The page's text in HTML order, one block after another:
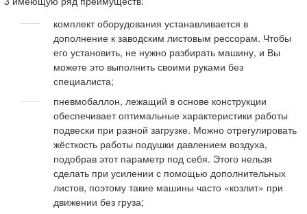
комплект оборудования устанавливается в
дополнение к заводским листовым рессорам. Чтобы
его установить, не нужно разбирать машину, и Вы
можете это выполнить своими руками без
специалиста;
пневмобаллон, лежащий в основе конструкции
обеспечивает оптимальные характеристики работы
подвески при разной загрузке. Можно отрегулировать
жёсткость работы подушки давлением воздуха,
подобрав этот параметр под себя. Этого нельзя
сделать при усилении с помощью дополнительных
листов, поэтому такие машины часто «козлит» при
движении без груза;